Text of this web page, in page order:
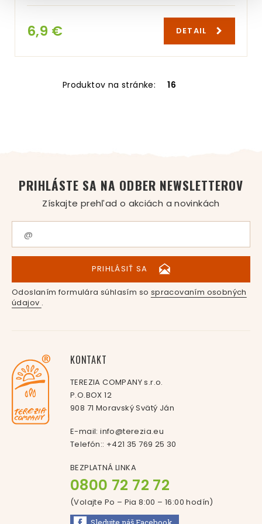
6,9 € DETAIL
Produktov na stránke: 16
PRIHLÁSTE SA NA ODBER NEWSLETTEROV
Získajte prehľad o akciách a novinkách
PRIHLÁSIŤ SA
Odoslaním formulára súhlasím so spracovaním osobných
údajov .
KONTAKT
TEREZIA COMPANY s.r.o.
P.O.BOX 12
908 71 Moravský Svätý Ján
E-mail:info@terezia.eu
Telefón:: +421 35 769 25 30
BEZPLATNÁ LINKA
0800 72 72 72
(Volajte Po – Pia 8:00 – 16:00 hodín)